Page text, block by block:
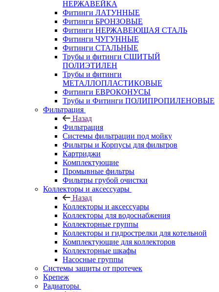
НЕРЖАВЕЙКА
Фитинги ЛАТУННЫЕ
Фитинги БРОНЗОВЫЕ
Фитинги НЕРЖАВЕЮЩАЯ СТАЛЬ
Фитинги ЧУГУННЫЕ
Фитинги СТАЛЬНЫЕ
Трубы и фитинги СШИТЫЙ
ПОЛИЭТИЛЕН
Трубы и фитинги
МЕТАЛЛОПЛАСТИКОВЫЕ
Фитинги ЕВРОКОНУСЫ
Трубы и Фитинги ПОЛИПРОПИЛЕНОВЫЕ
Фильтрация
Назад
Фильтрация
Системы фильтрации под мойку
Фильтры и Корпусы для фильтров
Картриджи
Комплектующие
Промывные фильтры
Фильтры грубой очистки
Коллекторы и аксессуары
Назад
Коллекторы и аксессуары
Коллекторы для водоснабжения
Коллекторные группы
Коллекторы и гидрострелки для котельной
Комплектующие для коллекторов
Коллекторные шкафы
Насосные группы
Системы защиты от протечек
Крепеж
Радиаторы